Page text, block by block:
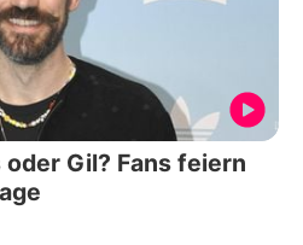
Gil? Fans feiern